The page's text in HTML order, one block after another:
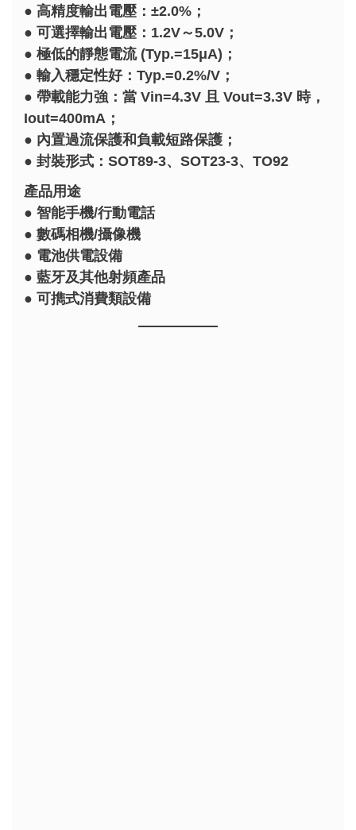
● 高精度輸出電壓：±2.0%；
● 可選擇輸出電壓：1.2V～5.0V；
● 極低的靜態電流 (Typ.=15μA)；
● 輸入穩定性好：Typ.=0.2%/V；
● 帶載能力強：當 Vin=4.3V 且 Vout=3.3V 時，
Iout=400mA；
● 內置過流保護和負載短路保護；
● 封裝形式：SOT89-3、SOT23-3、TO92
產品用途
● 智能手機/行動電話
● 數碼相機/攝像機
● 電池供電設備
● 藍牙及其他射頻產品
● 可擕式消費類設備